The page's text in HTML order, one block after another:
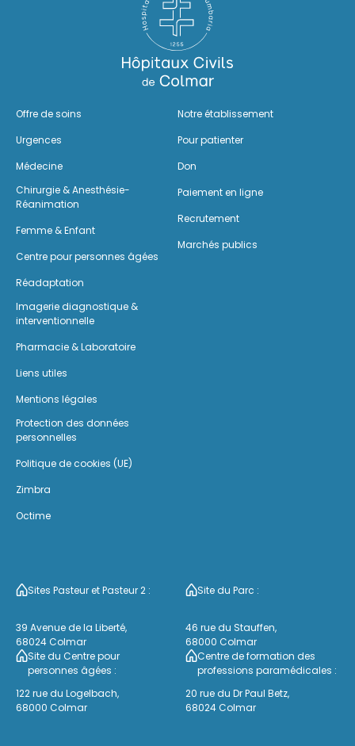
Offre de soins
Urgences
Médecine
Chirurgie & Anesthésie-
Réanimation
Femme & Enfant
Centre pour personnes âgées
Réadaptation
Imagerie diagnostique &
interventionnelle
Pharmacie & Laboratoire
Notre établissement
Pour patienter
Don
Paiement en ligne
Recrutement
Marchés publics
Liens utiles
Mentions légales
Protection des données
personnelles
Politique de cookies (UE)
Zimbra
Octime
Sites Pasteur et Pasteur 2 :
39 Avenue de la Liberté,
68024 Colmar
Site du Parc :
46 rue du Stauffen,
68000 Colmar
Site du Centre pour
personnes âgées :
122 rue du Logelbach,
68000 Colmar
Centre de formation des
professions paramédicales :
20 rue du Dr Paul Betz,
68024 Colmar